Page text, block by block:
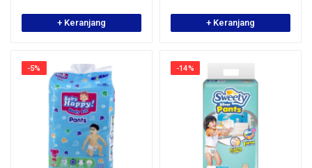
+ Keranjang + Keranjang
-5% -14%